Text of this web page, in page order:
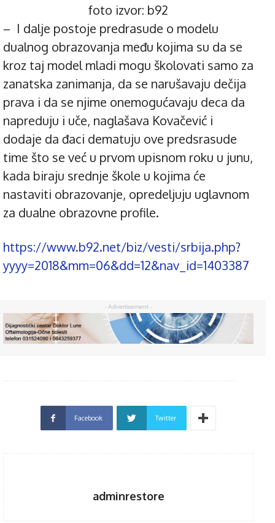
foto izvor: b92
– I dalje postoje predrasude o modelu
dualnog obrazovanja među kojima su da se
kroz taj model mladi mogu školovati samo za
zanatska zanimanja, da se narušavaju dečija
prava i da se njime onemogućavaju deca da
napreduju i uče, naglašava Kovačević i
dodaje da đaci dematuju ove predsrasude
time što se već u prvom upisnom roku u junu,
kada biraju srednje škole u kojima će
nastaviti obrazovanje, opredeljuju uglavnom
za dualne obrazovne profile.
https://www.b92.net/biz/vesti/srbija.php?
yyyy=2018&mm=06&dd=12&nav_id=1403387
- Advertisement -
Facebook Twitter
adminrestore